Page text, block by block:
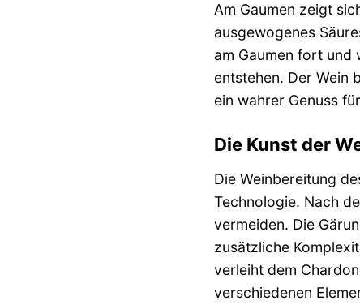
Am Gaumen zeigt
ausgewogenes
am Gaumen fort und
entstehen. Der Wein
ein wahrer Genuss
Die Kunst der
Die Weinbereitung
Technologie. Nach
vermeiden. Die
zusätzliche
verleiht dem
verschiedenen